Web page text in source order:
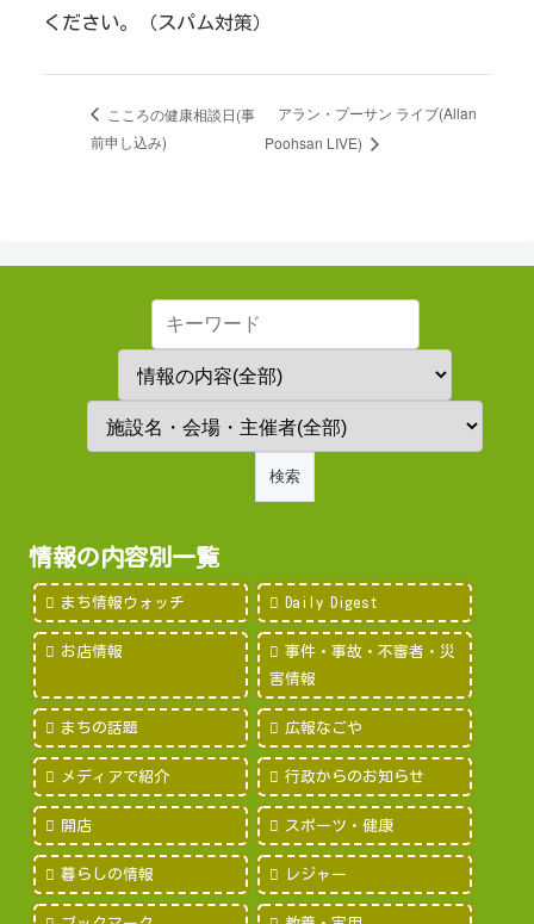
ください。（スパム対策）
こころの健康相談日(事
前申し込み)
アラン・プーサン ライブ(Allan
Poohsan LIVE)
情報の内容別一覧
まち情報ウォッチ Daily Digest
お店情報
事件・事故・不審者・災
害情報
まちの話題 広報なごや
メディアで紹介 行政からのお知らせ
開店 スポーツ・健康
暮らしの情報 レジャー